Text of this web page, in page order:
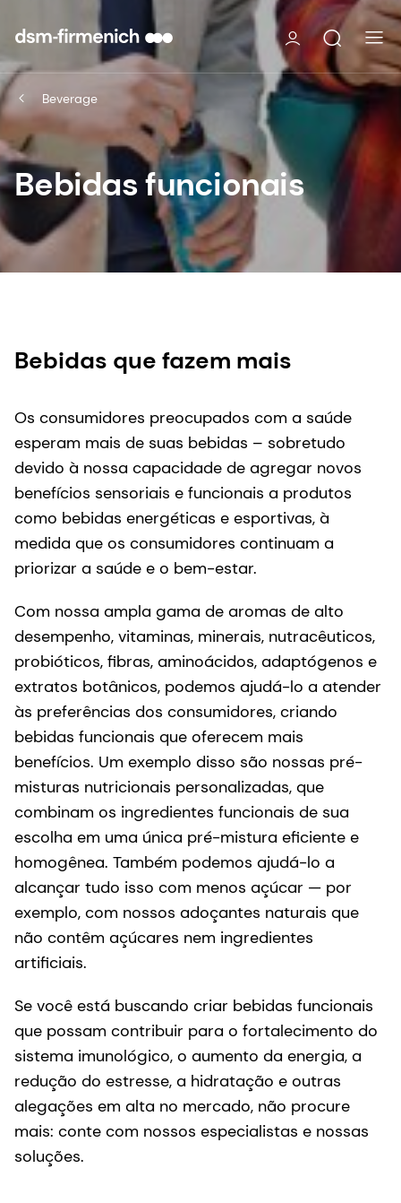
Beverage
Bebidas funcionais
Bebidas que fazem mais
Os consumidores preocupados com a saúde
esperam mais de suas bebidas – sobretudo
devido à nossa capacidade de agregar novos
benefícios sensoriais e funcionais a produtos
como bebidas energéticas e esportivas, à
medida que os consumidores continuam a
priorizar a saúde e o bem-estar.
Com nossa ampla gama de aromas de alto
desempenho, vitaminas, minerais, nutracêuticos,
probióticos, fibras, aminoácidos, adaptógenos e
extratos botânicos, podemos ajudá-lo a atender
às preferências dos consumidores, criando
bebidas funcionais que oferecem mais
benefícios. Um exemplo disso são nossas pré-
misturas nutricionais personalizadas, que
combinam os ingredientes funcionais de sua
escolha em uma única pré-mistura eficiente e
homogênea. Também podemos ajudá-lo a
alcançar tudo isso com menos açúcar — por
exemplo, com nossos adoçantes naturais que
não contêm açúcares nem ingredientes
artificiais.
Se você está buscando criar bebidas funcionais
que possam contribuir para o fortalecimento do
sistema imunológico, o aumento da energia, a
redução do estresse, a hidratação e outras
alegações em alta no mercado, não procure
mais: conte com nossos especialistas e nossas
soluções.